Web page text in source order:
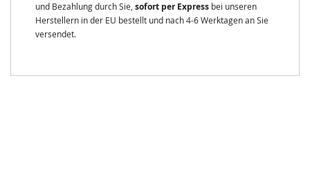
und Bezahlung durch Sie, sofort per Express bei unseren
Herstellern in der EU bestellt und nach 4-6 Werktagen an Sie
versendet.